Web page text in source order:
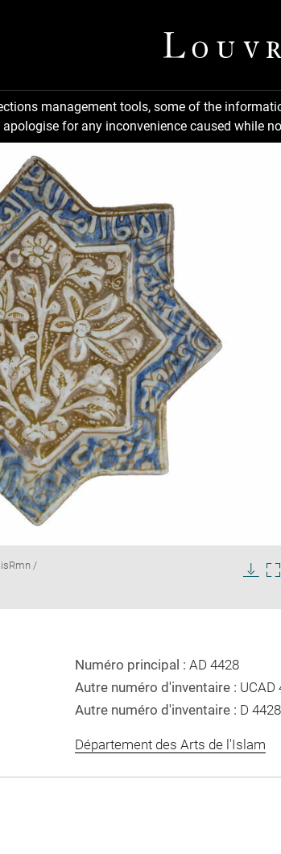
management tools, some of the
for any inconvenience caused while
/
Numéro principal : AD 4428
Autre numéro d'inventaire : UCAD
Autre numéro d'inventaire : D 4428
Département des Arts de l'Islam